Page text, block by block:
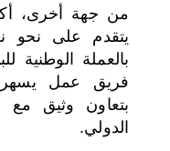
من جهة أخرى،
يتقدم على نحو
بالعملة الوطنية
فريق عمل يسهر
بتعاون وثيق مع
الدولي.